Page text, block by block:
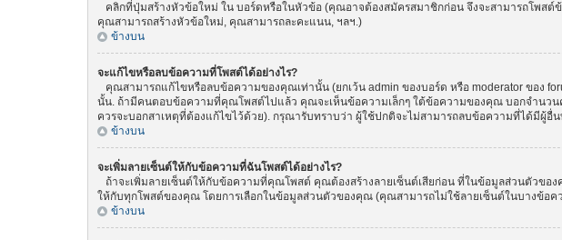
คลิกที่ปุ่มสร้างหัวข้อใหม่ ใน บอร์ดหรือในหัวข้อ (คุณอาจต้องสมัครสมาชิกก่อน จึงจะสามารถโพส
คุณสามารถสร้างหัวข้อใหม่, คุณสามารถละคะแนน, ฯลฯ.)
ข้างบน
จะแก้ไขหรือลบข้อความที่โพสต์ได้อย่างไร?
คุณสามารถแก้ไขหรือลบข้อความของคุณเท่านั้น (ยกเว้น admin ของบอร์ด หรือ moderator ของ
นั้น. ถ้ามีคนตอบข้อความที่คุณโพสต์ไปแล้ว คุณจะเห็นข้อความเล็กๆ ใต้ข้อความของคุณ บอกจำนวน
ควรจะบอกสาเหตุที่ต้องแก้ไขไว้ด้วย). กรุณารับทราบว่า ผู้ใช้ปกติจะไม่สามารถลบข้อความที่ได้มีผู้อื่
ข้างบน
จะเพิ่มลายเซ็นต์ให้กับข้อความที่ฉันโพสต์ได้อย่างไร?
ถ้าจะเพิ่มลายเซ็นต์ให้กับข้อความที่คุณโพสต์ คุณต้องสร้างลายเซ็นต์เสียก่อน ที่ในข้อมูลส่วนตัวขอ
ให้กับทุกโพสต์ของคุณ โดยการเลือกในข้อมูลส่วนตัวของคุณ (คุณสามารถไม่ใช้ลายเซ็นต์ในบางข้อค
ข้างบน